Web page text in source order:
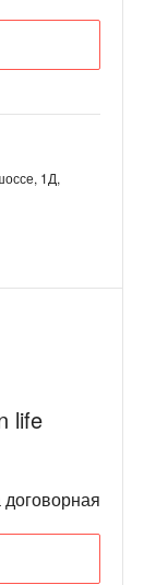
1Д,
life